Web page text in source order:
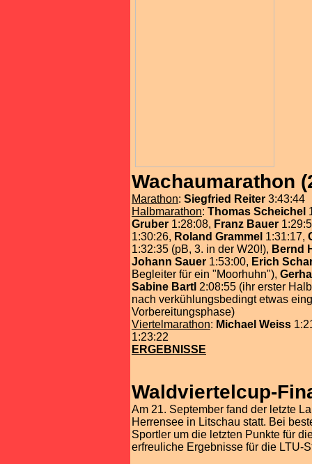
Wachaumarathon
Marathon: Siegfried Reiter 3:43:44
Halbmarathon: Thomas Scheichel
Gruber 1:28:08, Franz Bauer
1:30:26, Roland Grammel 1:31:17,
1:32:35 (pB, 3. in der W20!), Bernd
Johann Sauer 1:53:00, Erich
Begleiter für ein "Moorhuhn"),
Sabine Bartl 2:08:55 (ihr erster
nach verkühlungsbedingt etwas
Vorbereitungsphase)
Viertelmarathon: Michael Weiss
1:23:22
ERGEBNISSE
Waldviertelcup-
Am 21. September fand der letzte
Herrensee in Litschau statt. Bei
Sportler um die letzten Punkte für
erfreuliche Ergebnisse für die LTU-